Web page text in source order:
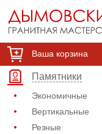
Ваша корзина
Памятники
Экономичные
Вертикальные
Резные